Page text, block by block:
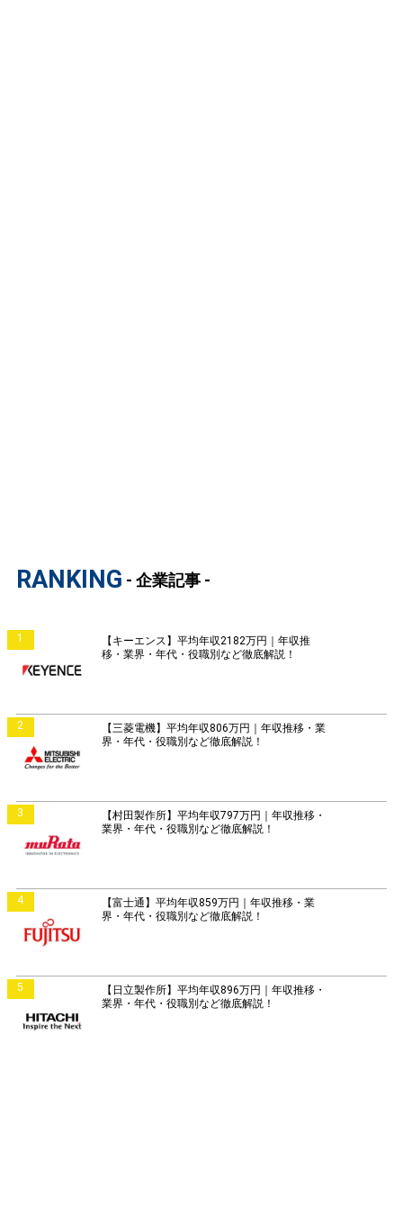
RANKING - 企業記事 -
1
【キーエンス】平均年収2182万円｜年収推
移・業界・年代・役職別など徹底解説！
2
【三菱電機】平均年収806万円｜年収推移・業
界・年代・役職別など徹底解説！
3
【村田製作所】平均年収797万円｜年収推移・
業界・年代・役職別など徹底解説！
4
【富士通】平均年収859万円｜年収推移・業
界・年代・役職別など徹底解説！
5
【日立製作所】平均年収896万円｜年収推移・
業界・年代・役職別など徹底解説！